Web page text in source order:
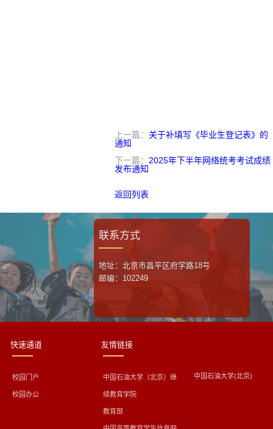
上一篇： 关于补填写《毕业生登记表》的
通知
下一篇： 2025年下半年网络统考考试成绩
发布通知
返回列表
联系方式
地址：北京市昌平区府学路18号
邮编：102249
快速通道
校园门户
校园办公
友情链接
中国石油大学（北京）继
续教育学院
教育部
中国石油大学(北京)